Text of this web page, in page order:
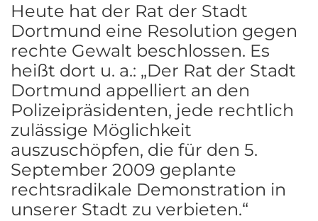
Heute hat der Rat der Stadt
Dortmund eine Resolution gegen
rechte Gewalt beschlossen. Es
heißt dort u. a.: „Der Rat der Stadt
Dortmund appelliert an den
Polizeipräsidenten, jede rechtlich
zulässige Möglichkeit
auszuschöpfen, die für den 5.
September 2009 geplante
rechtsradikale Demonstration in
unserer Stadt zu verbieten.“